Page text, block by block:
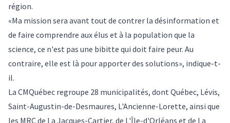
région.
«Ma mission sera avant tout de contrer la désinformation et
de faire comprendre aux élus et à la population que la
science, ce n'est pas une bibitte qui doit faire peur. Au
contraire, elle est là pour apporter des solutions», indique-t-
il.
La CMQuébec regroupe 28 municipalités, dont Québec, Lévis,
Saint-Augustin-de-Desmaures, L'Ancienne-Lorette, ainsi que
les MRC de La Jacques-Cartier, de L'Île-d'Orléans et de La